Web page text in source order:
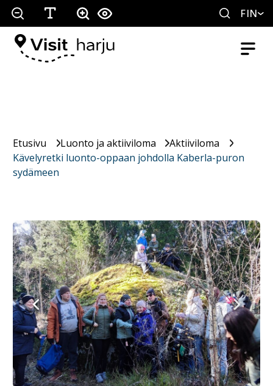
FIN
Etusivu Luonto ja aktiiviloma
Aktiiviloma
Kävelyretki luonto-oppaan johdolla Kaberla-puron
sydämeen